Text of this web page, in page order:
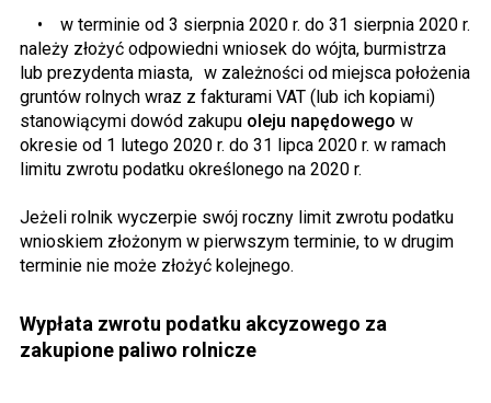
• w terminie od 3 sierpnia 2020 r. do 31 sierpnia 2020 r.
należy złożyć odpowiedni wniosek do wójta, burmistrza
lub prezydenta miasta, w zależności od miejsca położenia
gruntów rolnych wraz z fakturami VAT (lub ich kopiami)
stanowiącymi dowód zakupu oleju napędowego w
okresie od 1 lutego 2020 r. do 31 lipca 2020 r. w ramach
limitu zwrotu podatku określonego na 2020 r.
Jeżeli rolnik wyczerpie swój roczny limit zwrotu podatku
wnioskiem złożonym w pierwszym terminie, to w drugim
terminie nie może złożyć kolejnego.
Wypłata zwrotu podatku akcyzowego za
zakupione paliwo rolnicze